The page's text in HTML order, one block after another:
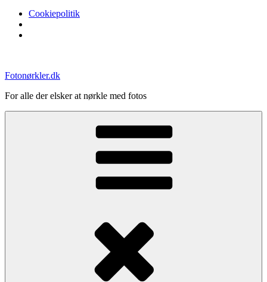
Cookiepolitik
indhold
Fotonørkler.dk
For alle der elsker at nørkle med fotos